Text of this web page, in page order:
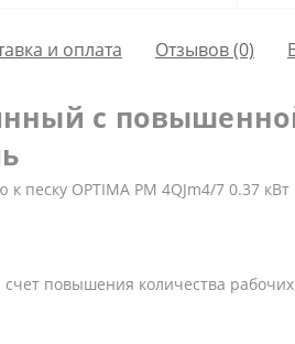
и оплата Отзывов (0)
с
песку OPTIMA PM 4QJm4/7 0.37 кВт
счет повышения количества